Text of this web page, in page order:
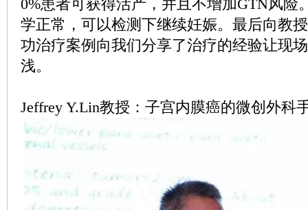
0%患者可获得活产，并且不增加GTN风险
学正常，可以检测下继续妊娠。最后向教
功治疗案例向我们分享了治疗的经验让现
浅。
Jeffrey Y.Lin教授：子宫内膜癌的微创外科